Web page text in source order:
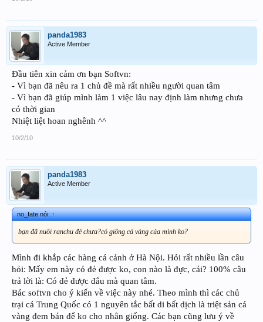
panda1983
Active Member
Đầu tiên xin cảm ơn bạn Softvn:
- Vì bạn đã nêu ra 1 chủ đề mà rất nhiều người quan tâm
- Vì bạn đã giúp mình làm 1 việc lâu nay định làm nhưng chưa
có thời gian
Nhiệt liệt hoan nghênh ^^
10/2/10
panda1983
Active Member
no_fate nói:↑
bạn đã nuôi ranchu đẻ chưa?có giống cá vàng của mình ko?
Mình đi khắp các hàng cá cảnh ở Hà Nội. Hỏi rất nhiều lần câu
hỏi: Mấy em này có đẻ được ko, con nào là đực, cái? 100% câu
trả lời là: Có đẻ được đâu mà quan tâm.
Bác softvn cho ý kiến về việc này nhé. Theo mình thì các chủ
trại cá Trung Quốc có 1 nguyên tắc bất di bất dịch là triệt sản cá
vàng đem bán để ko cho nhân giống. Các bạn cũng lưu ý về